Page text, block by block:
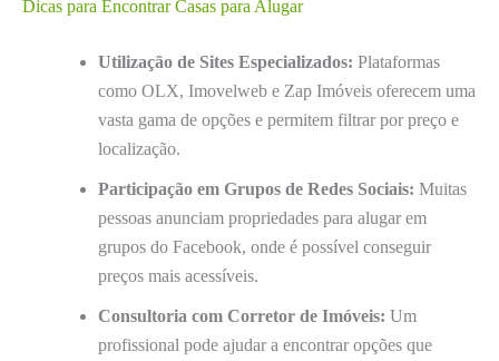
Dicas para Encontrar Casas para Alugar
Utilização de Sites Especializados: Plataformas
como OLX, Imovelweb e Zap Imóveis oferecem uma
vasta gama de opções e permitem filtrar por preço e
localização.
Participação em Grupos de Redes Sociais: Muitas
pessoas anunciam propriedades para alugar em
grupos do Facebook, onde é possível conseguir
preços mais acessíveis.
Consultoria com Corretor de Imóveis: Um
profissional pode ajudar a encontrar opções que